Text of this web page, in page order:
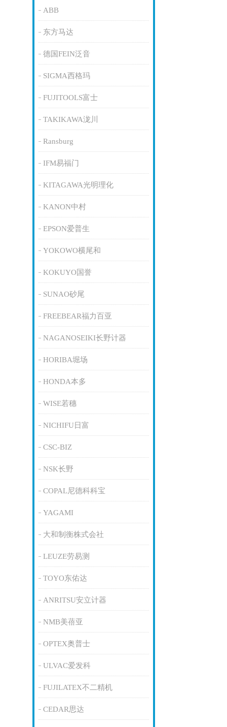
ABB
东方马达
德国FEIN泛音
SIGMA西格玛
FUJITOOLS富士
TAKIKAWA泷川
Ransburg
IFM易福门
KITAGAWA光明理化
KANON中村
EPSON爱普生
YOKOWO横尾和
KOKUYO国誉
SUNAO砂尾
FREEBEAR福力百亚
NAGANOSEIKI长野计器
HORIBA堀场
HONDA本多
WISE若穗
NICHIFU日富
CSC-BIZ
NSK长野
COPAL尼德科科宝
YAGAMI
大和制衡株式会社
LEUZE劳易测
TOYO东佑达
ANRITSU安立计器
NMB美蓓亚
OPTEX奥普士
ULVAC爱发科
FUJILATEX不二精机
CEDAR思达